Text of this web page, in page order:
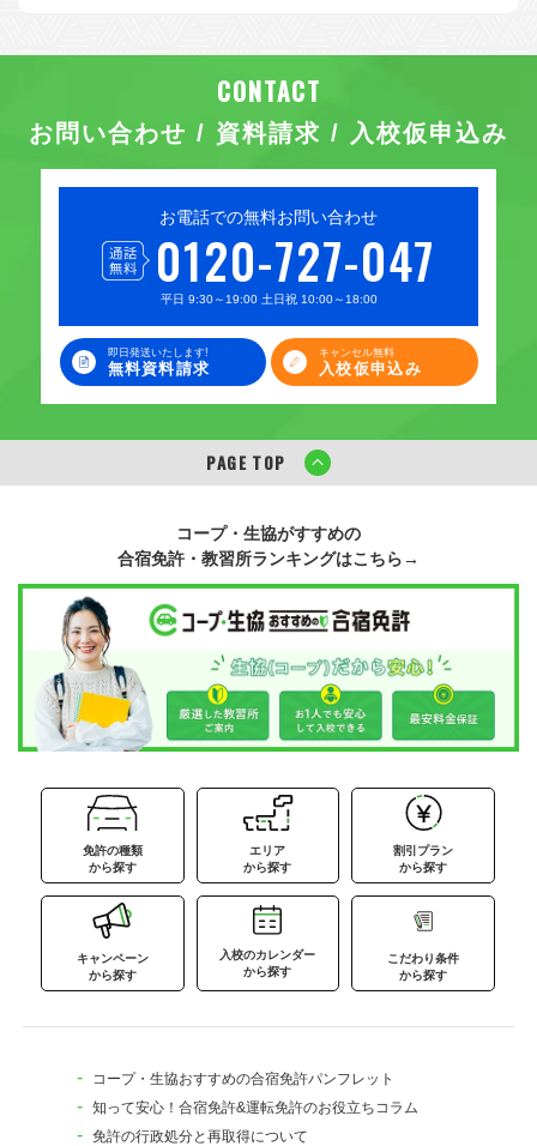
お問い合わせ / 資料請求 / 入校仮申込み
お電話での無料お問い合わせ
0120-727-047
平日 9:30～19:00 土日祝 10:00～18:00
即日発送いたします!
無料資料請求
キャンセル無料
入校仮申込み
PAGE TOP
コープ・生協がすすめの
合宿免許・教習所ランキングはこちら→
免許の種類
から探す
エリア
から探す
割引プラン
から探す
キャンペーン
から探す
入校のカレンダー
から探す
こだわり条件
から探す
コープ・生協おすすめの合宿免許パンフレット
知って安心！合宿免許&運転免許のお役立ちコラム
免許の行政処分と再取得について